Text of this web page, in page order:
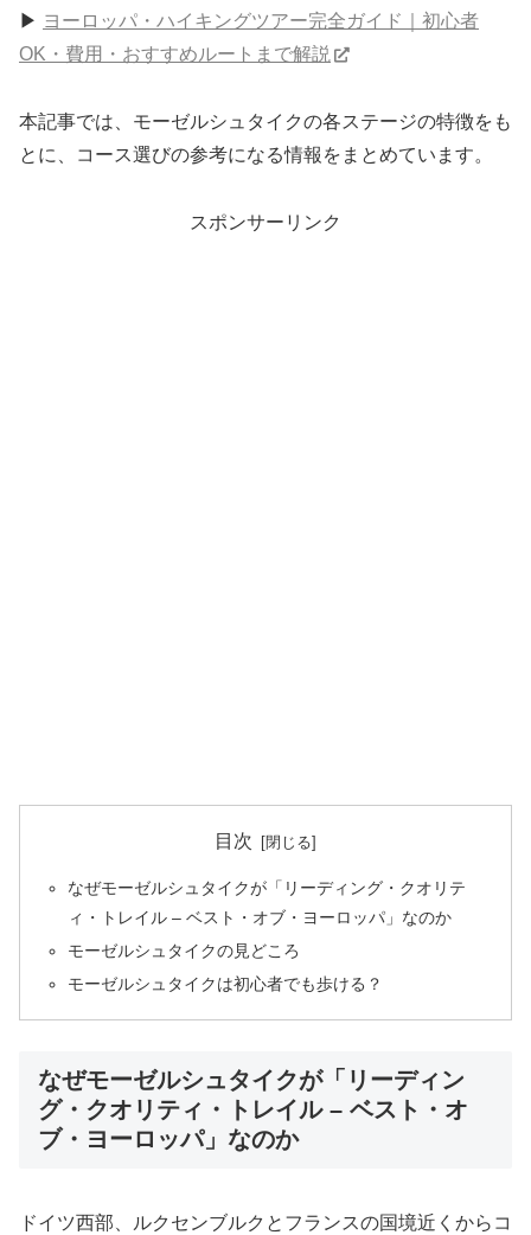
▶︎ ヨーロッパ・ハイキングツアー完全ガイド｜初心者
OK・費用・おすすめルートまで解説
本記事では、モーゼルシュタイクの各ステージの特徴をも
とに、コース選びの参考になる情報をまとめています。
スポンサーリンク
目次
なぜモーゼルシュタイクが「リーディング・クオリテ
ィ・トレイル – ベスト・オブ・ヨーロッパ」なのか
モーゼルシュタイクの見どころ
モーゼルシュタイクは初心者でも歩ける？
なぜモーゼルシュタイクが「リーディン
グ・クオリティ・トレイル – ベスト・オ
ブ・ヨーロッパ」なのか
ドイツ西部、ルクセンブルクとフランスの国境近くからコ